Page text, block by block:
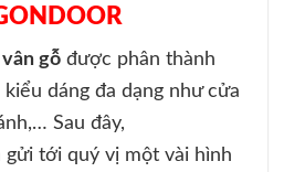
gỗ được phân thành
dáng đa dạng như cửa
Sau đây,
gửi tới quý vị một vài hình